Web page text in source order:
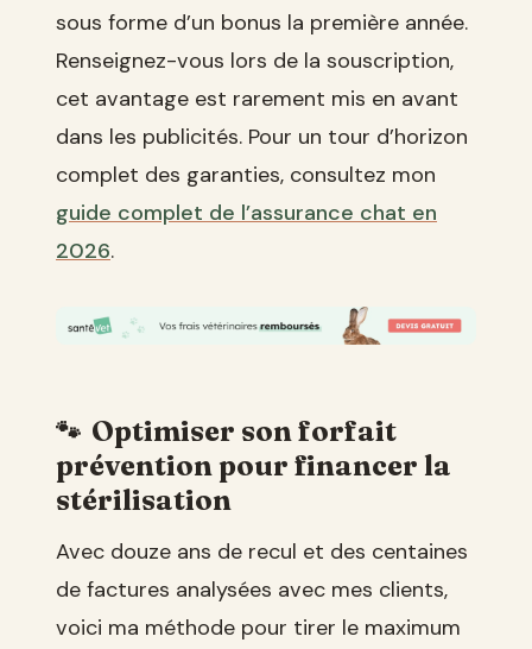
sous forme d’un bonus la première année.
Renseignez-vous lors de la souscription,
cet avantage est rarement mis en avant
dans les publicités. Pour un tour d’horizon
complet des garanties, consultez mon
guide complet de l’assurance chat en
2026.
Optimiser son forfait
prévention pour financer la
stérilisation
Avec douze ans de recul et des centaines
de factures analysées avec mes clients,
voici ma méthode pour tirer le maximum